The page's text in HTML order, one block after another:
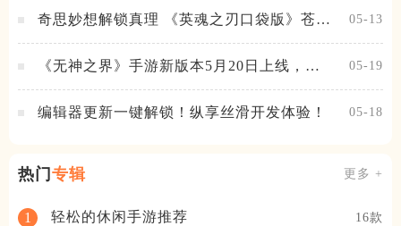
奇思妙想解锁真理 《英魂之刃口袋版》苍天
05-13
《无神之界》手游新版本5月20日上线，女
05-19
编辑器更新一键解锁！纵享丝滑开发体验！ 05-18
热门专辑 更多 +
1 轻松的休闲手游推荐 16款